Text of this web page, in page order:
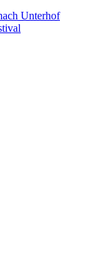
Unterhof